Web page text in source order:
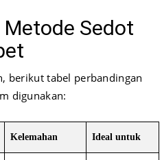
Sedot
berikut tabel perbandingan
digunakan:
Kelemahan Ideal untuk